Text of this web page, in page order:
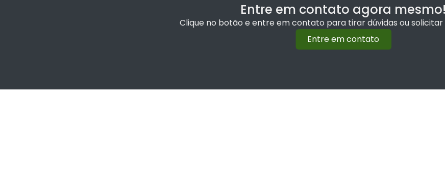
Entre em contato agora mesmo!
Clique no botão e entre em contato para tirar dúvidas ou
Entre em contato